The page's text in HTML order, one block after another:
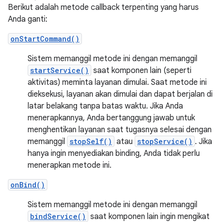
Berikut adalah metode callback terpenting yang harus
Anda ganti:
onStartCommand()
Sistem memanggil metode ini dengan memanggil
startService() saat komponen lain (seperti
aktivitas) meminta layanan dimulai. Saat metode ini
dieksekusi, layanan akan dimulai dan dapat berjalan di
latar belakang tanpa batas waktu. Jika Anda
menerapkannya, Anda bertanggung jawab untuk
menghentikan layanan saat tugasnya selesai dengan
memanggil stopSelf() atau stopService() . Jika
hanya ingin menyediakan binding, Anda tidak perlu
menerapkan metode ini.
onBind()
Sistem memanggil metode ini dengan memanggil
bindService() saat komponen lain ingin mengikat